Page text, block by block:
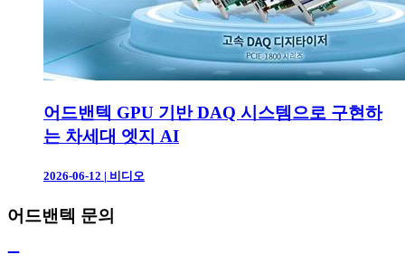
어드밴텍 GPU 기반 DAQ 시스템으로 구현하
는 차세대 엣지 AI
2026-06-12 | 비디오
어드밴텍 문의